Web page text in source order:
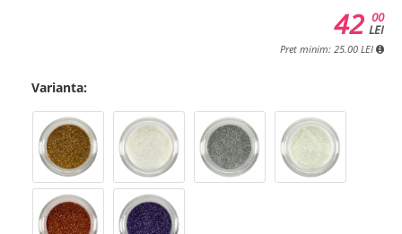
00
LEI
42
Pret minim: 25.00 LEI
Varianta: